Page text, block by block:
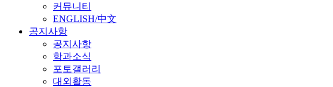
커뮤니티
ENGLISH/中文
공지사항
공지사항
학과소식
포토갤러리
대외활동